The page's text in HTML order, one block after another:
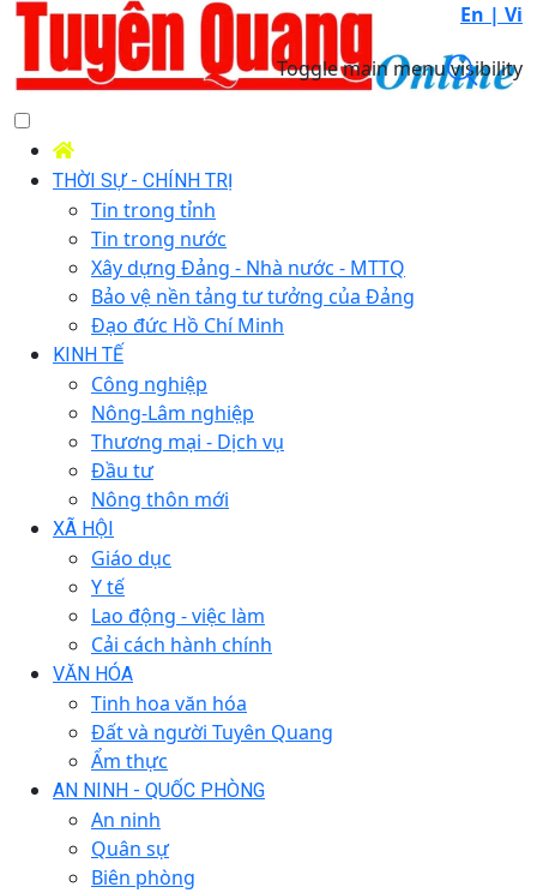
En | Vi
Toggle main menu visibility
THỜI SỰ - CHÍNH TRỊ
Tin trong tỉnh
Tin trong nước
Xây dựng Đảng - Nhà nước - MTTQ
Bảo vệ nền tảng tư tưởng của Đảng
Đạo đức Hồ Chí Minh
KINH TẾ
Công nghiệp
Nông-Lâm nghiệp
Thương mại - Dịch vụ
Đầu tư
Nông thôn mới
XÃ HỘI
Giáo dục
Y tế
Lao động - việc làm
Cải cách hành chính
VĂN HÓA
Tinh hoa văn hóa
Đất và người Tuyên Quang
Ẩm thực
AN NINH - QUỐC PHÒNG
An ninh
Quân sự
Biên phòng